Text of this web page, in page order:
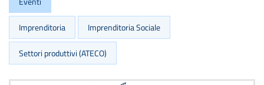
Imprenditoria Imprenditoria Sociale
Settori produttivi (ATECO)